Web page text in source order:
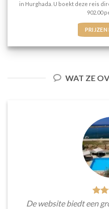
in Hurghada. U boekt deze reis
902.00
PRIJZEN
WAT ZE
De website biedt een